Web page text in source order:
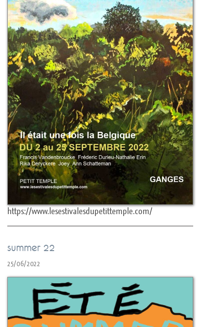
https://www.lesestivalesdupetittemple.com/
summer 22
25/06/2022